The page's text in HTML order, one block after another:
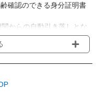
確認のできる身分証明書
からの自動引き落しとな
場合がありますのでご確認
害保険料も含まれており